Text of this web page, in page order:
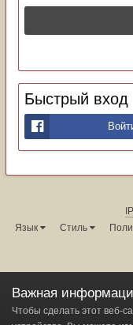
Быстрый вход
Язык
Стиль
Важная
Чтобы сделать этот веб-